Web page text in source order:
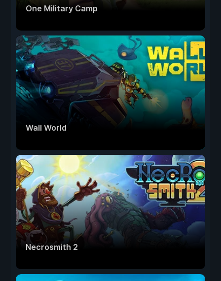
One Military Camp
Wall World
Necrosmith 2